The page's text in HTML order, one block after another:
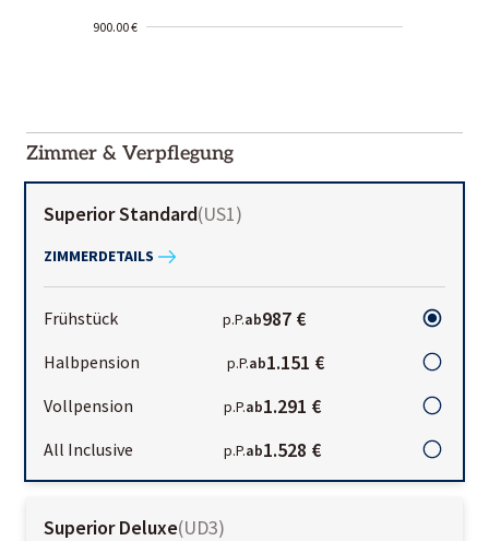
900.00 €
01-02
Zimmer & Verpflegung
Superior Standard(US1)
ZIMMERDETAILS
Frühstück p.P.ab987 €
Halbpension p.P.ab1.151 €
Vollpension p.P.ab1.291 €
All Inclusive p.P.ab1.528 €
Superior Deluxe(UD3)